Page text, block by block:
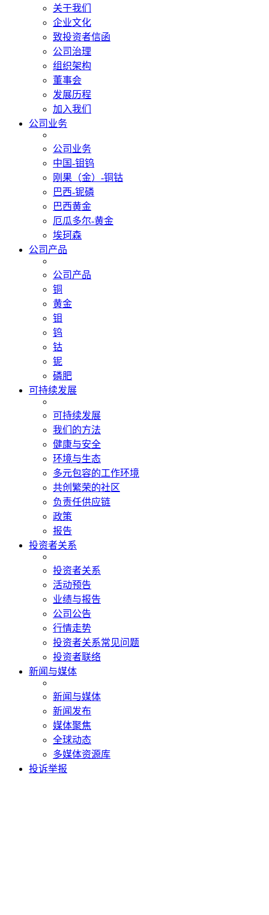
关于我们
企业文化
致投资者信函
公司治理
组织架构
董事会
发展历程
加入我们
公司业务
公司业务
中国-钼钨
刚果（金）-铜钴
巴西-铌磷
巴西黄金
厄瓜多尔-黄金
埃珂森
公司产品
公司产品
铜
黄金
钼
钨
钴
铌
磷肥
可持续发展
可持续发展
我们的方法
健康与安全
环境与生态
多元包容的工作环境
共创繁荣的社区
负责任供应链
政策
报告
投资者关系
投资者关系
活动预告
业绩与报告
公司公告
行情走势
投资者关系常见问题
投资者联络
新闻与媒体
新闻与媒体
新闻发布
媒体聚焦
全球动态
多媒体资源库
投诉举报